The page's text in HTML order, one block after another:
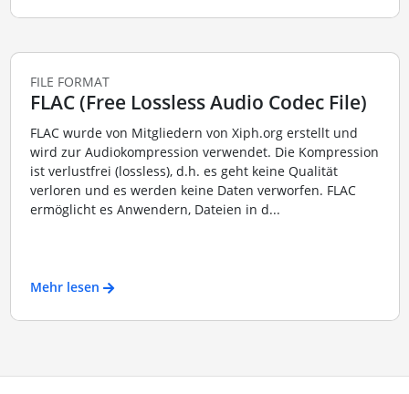
FILE FORMAT
FLAC (Free Lossless Audio Codec File)
FLAC wurde von Mitgliedern von Xiph.org erstellt und
wird zur Audiokompression verwendet. Die Kompression
ist verlustfrei (lossless), d.h. es geht keine Qualität
verloren und es werden keine Daten verworfen. FLAC
ermöglicht es Anwendern, Dateien in d...
Mehr lesen